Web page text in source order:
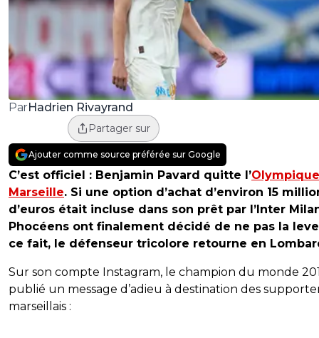
ParHadrien Rivayrand
Partager sur
Ajouter comme source préférée sur Google
C’est officiel : Benjamin Pavard quitte l’
Marseille. Si une option d’achat d’environ 15
d’euros était incluse dans son prêt par l’Inter
Phocéens ont finalement décidé de ne pas la
ce fait, le défenseur tricolore retourne en
Sur son compte Instagram, le champion du monde
publié un message d’adieu à destination des
marseillais :